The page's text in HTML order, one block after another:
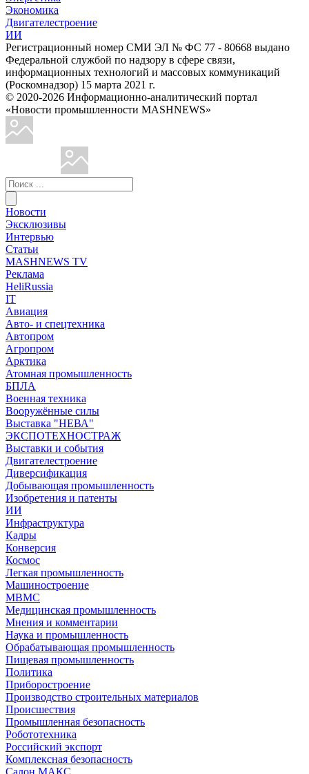
Экономика
Двигателестроение
ИИ
Регистрационный номер СМИ ЭЛ № ФС 77 - 80668 выдано
Федеральной службой по надзору в сфере связи,
информационных технологий и массовых коммуникаций
(Роскомнадзор) 15 марта 2021 г.
© 2020-2026 Информационно-аналитический портал
«Новости промышленности MASHNEWS»
Новости
Эксклюзивы
Интервью
Статьи
MASHNEWS TV
Реклама
HeliRussia
IT
Авиация
Авто- и спецтехника
Автопром
Агропром
Арктика
Атомная промышленность
БПЛА
Военная техника
Вооружённые силы
Выставка "НЕВА"
ЭКСПОТЕХНОСТРАЖ
Выставки и события
Двигателестроение
Диверсификация
Добывающая промышленность
Изобретения и патенты
ИИ
Инфраструктура
Кадры
Конверсия
Космос
Легкая промышленность
Машиностроение
МВМС
Медицинская промышленность
Мнения и комментарии
Наука и промышленность
Обрабатывающая промышленность
Пищевая промышленность
Политика
Приборостроение
Производство строительных материалов
Происшествия
Промышленная безопасность
Робототехника
Российский экспорт
Комплексная безопасность
Салон МАКС